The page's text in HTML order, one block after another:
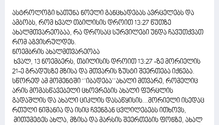
ასტროლოგი ხათუნა ნოელი განცხადებას ავრცელებს და
ამბობს, რომ ხვალ თბილისის დროით 13:27 წუთზე
ახალმთვარეობაა, რა დროსაც სურვილები უნდა ჩავუთქვათ
რომ აგვისრულდეს.
ნოემბრის ახალმთვარეობა
ხვალ, 13 ნოემბერს, თბილისის დროით 13:27 -ზე მორიელის
21-ე გრადუსზე მზისა და მთვარის ზუსტი შეერთება იქნება.
სწორედ ამ მომენტში ‘’იბადება’’ახალი მთვარე, რომელიც
არის მომასწავებელი ცხოვრების ახალი ფურცლის
გადაშლის და ახალი ციკლის დასაწყისის...მორიელი ისედაც
რთული ნიშანია და ისიც ჩვენგან ცვლილებებს ითხოვს,
მითუმეტეს ახლა, მზისა და მარსის შეერთების ფონზე, ახალ